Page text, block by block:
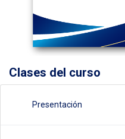
Clases del curso
Presentación